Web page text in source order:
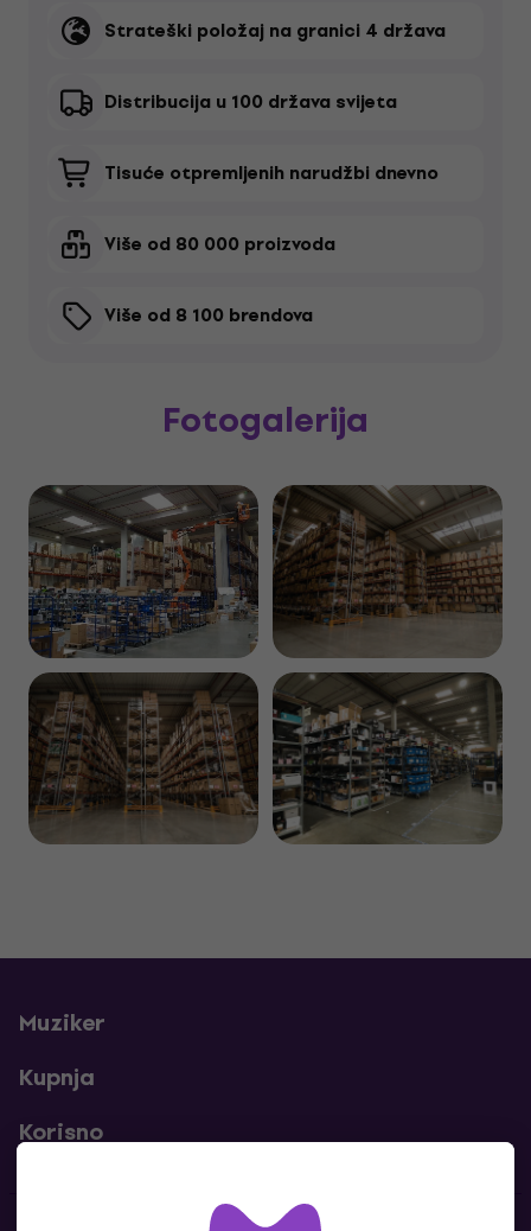
 Strateški položaj na granici 4 država
 Distribucija u 100 država svijeta
 Tisuće otpremljenih narudžbi dnevno
 Više od 80 000 proizvoda
 Više od 8 100 brendova
Fotogalerija
Muziker
Kupnja
Korisno